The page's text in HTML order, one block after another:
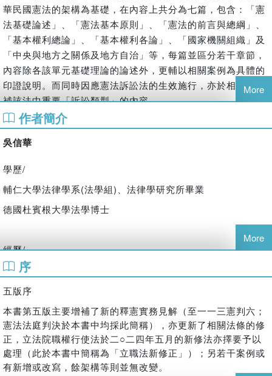
華民國憲法的架構為基礎，在內容上共分為七篇，包含：「憲
法基礎論述」、「憲法基本原則」、「憲法的前言與總綱」、
「基本權利總論」、「基本權利各論」、「國家機關組織」及
「中央與地方之關係及地方自治」等，每篇並區分若干章節，
內容除各該單元基礎理論的論述外，更輔以相關案例為具體的
印證說明。而同時因應憲法訴訟法的生效施行，亦於相關處增
補該法中重要「訴訟類型」的內容。
本書不僅對中華民國憲法的條文及相關憲法理論為全面性的闡
釋，更著重於憲法體系思維與法學論證的建構，即藉由各該單
外理論與制度的比較外，更呈現了一個進階對憲法深入論證思
考的視野，而有助於對憲法正確的理解與認知。不論對法律的
有所認識的學子，本書都應該可以提供一個在憲法學習上不一
More
作者簡介
吳信華
學歷/
輔仁大學法律學系(法學組)、法律學研究所畢業
德國杜賓根大學法學博士
經歷/
教育部公費留學考試及格
曾任世新大學、中央警察大學兼任助理教授
國立中正大學法律學系助理教授、副教授
德國慕尼黑大學法學院、美國喬治華盛頓大學法學院、中央研
究院法律學研究所籌備處訪問學人
德國聯邦憲法法院五十周年紀念論文集(上、下)主編
More
序
五版序
本書第五版主要增補了新的釋憲實務見解（至一一三憲判六；
憲法法庭判決於本書中均採此簡稱），亦更新了相關法條的修
正，立法院職權行使法於二○二四年五月的新修法亦擇要予以
處理（此於本書中簡稱為「立職法新修正」）；另若干案例或
有新增或改寫，餘架構等則並無改變。